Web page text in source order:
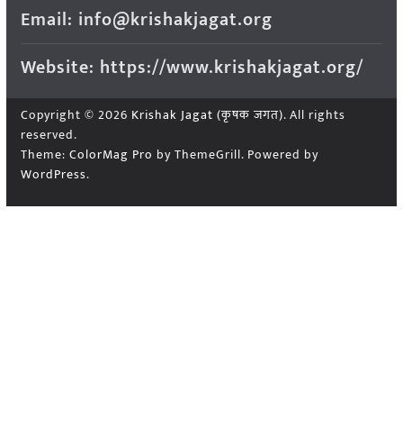
Email: info@krishakjagat.org
Website: https://www.krishakjagat.org/
Copyright © 2026 Krishak Jagat (कृषक जगत). All rights
reserved.
Theme: ColorMag Pro by ThemeGrill. Powered by
WordPress.